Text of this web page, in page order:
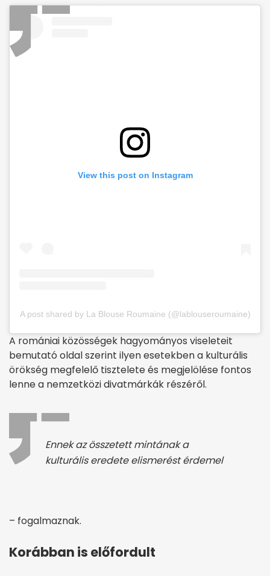
View this post on Instagram
A post shared by La Blouse Roumaine (@lablouseroumaine)
A romániai közösségek hagyományos viseleteit
bemutató oldal szerint ilyen esetekben a kulturális
örökség megfelelő tisztelete és megjelölése fontos
lenne a nemzetközi divatmárkák részéről.
Ennek az összetett mintának a
kulturális eredete elismerést érdemel
– fogalmaznak.
Korábban is előfordult